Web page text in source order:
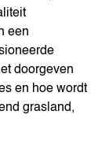
een
doorgeven
en hoe wordt
grasland,